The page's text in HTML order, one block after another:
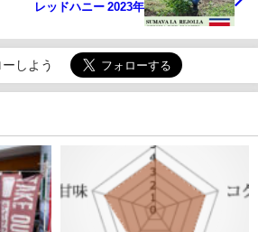
レッドハニー 2023年
しよう